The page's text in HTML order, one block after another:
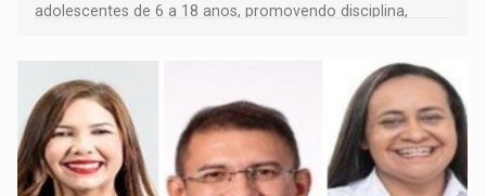
adolescentes de 6 a 18 anos, promovendo disciplina,